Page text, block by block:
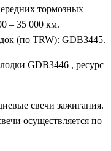
тормозных
– 35 000 км.
(по TRW): GDB3445.
GDB3446 , ресурс
свечи зажигания.
осуществляется по